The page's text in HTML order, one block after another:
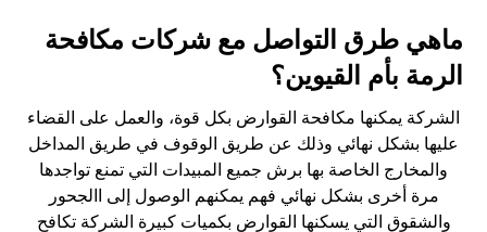
ماهي طرق التواصل مع شركات مكافحة
الرمة بأم القيوين؟
الشركة يمكنها مكافحة القوارض بكل قوة، والعمل على القضاء
عليها بشكل نهائي وذلك عن طريق الوقوف في طريق المداخل
والمخارج الخاصة بها برش جميع المبيدات التي تمنع تواجدها
مرة أخرى بشكل نهائي فهم يمكنهم الوصول إلى االجحور
والشقوق التي يسكنها القوارض بكميات كبيرة الشركة تكافح